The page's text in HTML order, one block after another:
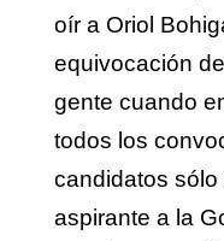
oír a Oriol
equivocación
gente cuando
todos los
candidatos
aspirante a la